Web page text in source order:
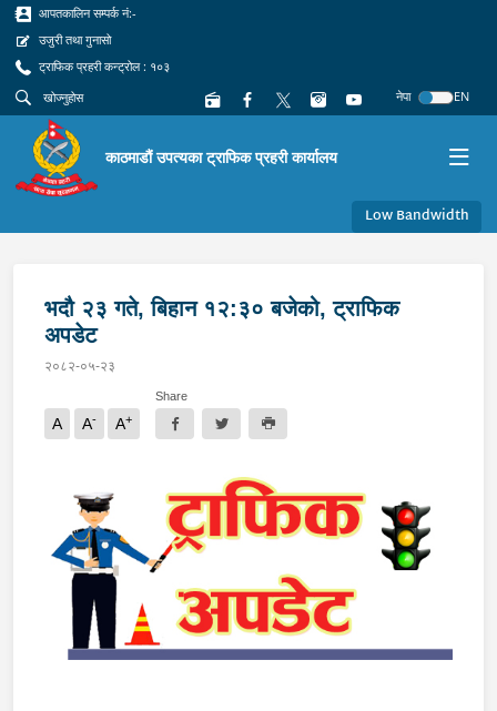
आपतकालिन सम्पर्क नं:-
उजुरी तथा गुनासो
ट्राफिक प्रहरी कन्ट्रोल : १०३
नेपा
EN
काठमाडौं उपत्यका ट्राफिक प्रहरी कार्यालय
Low Bandwidth
भदौ २३ गते, बिहान १२:३० बजेको, ट्राफिक
अपडेट
२०८२-०५-२३
A A- A+
Share